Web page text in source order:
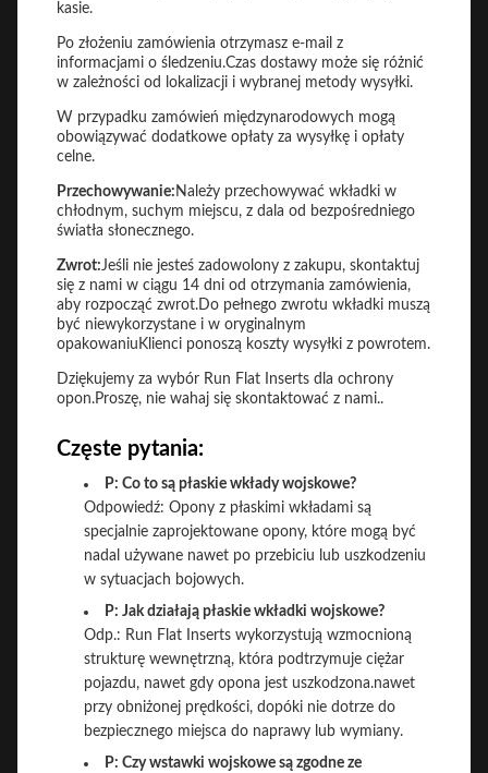
kasie.
Po złożeniu zamówienia otrzymasz e-mail z
informacjami o śledzeniu.Czas dostawy może się różnić
w zależności od lokalizacji i wybranej metody wysyłki.
W przypadku zamówień międzynarodowych mogą
obowiązywać dodatkowe opłaty za wysyłkę i opłaty
celne.
Przechowywanie: Należy przechowywać wkładki w
chłodnym, suchym miejscu, z dala od bezpośredniego
światła słonecznego.
Zwrot:Jeśli nie jesteś zadowolony z zakupu, skontaktuj
się z nami w ciągu 14 dni od otrzymania zamówienia,
aby rozpocząć zwrot.Do pełnego zwrotu wkładki muszą
być niewykorzystane i w oryginalnym
opakowaniuKlienci ponoszą koszty wysyłki z powrotem.
Dziękujemy za wybór Run Flat Inserts dla ochrony
opon.Proszę, nie wahaj się skontaktować z nami..
Częste pytania:
P: Co to są płaskie wkłady wojskowe?
Odpowiedź: Opony z płaskimi wkładami są
specjalnie zaprojektowane opony, które mogą być
nadal używane nawet po przebiciu lub uszkodzeniu
w sytuacjach bojowych.
P: Jak działają płaskie wkładki wojskowe?
Odp.: Run Flat Inserts wykorzystują wzmocnioną
strukturę wewnętrzną, która podtrzymuje ciężar
pojazdu, nawet gdy opona jest uszkodzona.nawet
przy obniżonej prędkości, dopóki nie dotrze do
bezpiecznego miejsca do naprawy lub wymiany.
P: Czy wstawki wojskowe są zgodne ze